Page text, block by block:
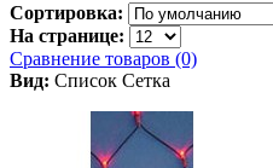
Сортировка:
На странице:
Сравнение товаров (0)
Вид: Список Сетка